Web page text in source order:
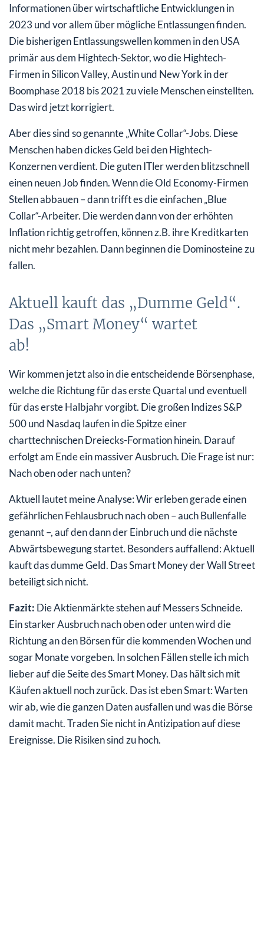
Informationen über wirtschaftliche Entwicklungen in
2023 und vor allem über mögliche Entlassungen finden.
Die bisherigen Entlassungswellen kommen in den USA
primär aus dem Hightech-Sektor, wo die Hightech-
Firmen in Silicon Valley, Austin und New York in der
Boomphase 2018 bis 2021 zu viele Menschen einstellten.
Das wird jetzt korrigiert.
Aber dies sind so genannte „White Collar“-Jobs. Diese
Menschen haben dickes Geld bei den Hightech-
Konzernen verdient. Die guten ITler werden blitzschnell
einen neuen Job finden. Wenn die Old Economy-Firmen
Stellen abbauen – dann trifft es die einfachen „Blue
Collar“-Arbeiter. Die werden dann von der erhöhten
Inflation richtig getroffen, können z.B. ihre Kreditkarten
nicht mehr bezahlen. Dann beginnen die Dominosteine zu
fallen.
Aktuell kauft das „Dumme Geld“.
Das „Smart Money“ wartet
ab!
Wir kommen jetzt also in die entscheidende Börsenphase,
welche die Richtung für das erste Quartal und eventuell
für das erste Halbjahr vorgibt. Die großen Indizes S&P
500 und Nasdaq laufen in die Spitze einer
charttechnischen Dreiecks-Formation hinein. Darauf
erfolgt am Ende ein massiver Ausbruch. Die Frage ist nur:
Nach oben oder nach unten?
Aktuell lautet meine Analyse: Wir erleben gerade einen
gefährlichen Fehlausbruch nach oben – auch Bullenfalle
genannt –, auf den dann der Einbruch und die nächste
Abwärtsbewegung startet. Besonders auffallend: Aktuell
kauft das dumme Geld. Das Smart Money der Wall Street
beteiligt sich nicht.
Fazit: Die Aktienmärkte stehen auf Messers Schneide.
Ein starker Ausbruch nach oben oder unten wird die
Richtung an den Börsen für die kommenden Wochen und
sogar Monate vorgeben. In solchen Fällen stelle ich mich
lieber auf die Seite des Smart Money. Das hält sich mit
Käufen aktuell noch zurück. Das ist eben Smart: Warten
wir ab, wie die ganzen Daten ausfallen und was die Börse
damit macht. Traden Sie nicht in Antizipation auf diese
Ereignisse. Die Risiken sind zu hoch.